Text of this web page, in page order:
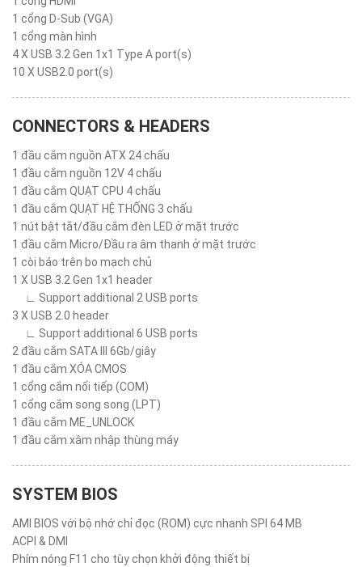
1 cổng D-Sub (VGA)
1 cổng màn hình
4 X USB 3.2 Gen 1x1 Type A port(s)
10 X USB2.0 port(s)
CONNECTORS & HEADERS
1 đầu cắm nguồn ATX 24 chấu
1 đầu cắm nguồn 12V 4 chấu
1 đầu cắm QUẠT CPU 4 chấu
1 đầu cắm QUẠT HỆ THỐNG 3 chấu
1 nút bật tắt/đầu cắm đèn LED ở mặt trước
1 đầu cắm Micro/Đầu ra âm thanh ở mặt trước
1 còi báo trên bo mạch chủ
1 X USB 3.2 Gen 1x1 header
∟ Support additional 2 USB ports
3 X USB 2.0 header
∟ Support additional 6 USB ports
2 đầu cắm SATA III 6Gb/giây
1 đầu cắm XÓA CMOS
1 cổng cắm nối tiếp (COM)
1 cổng cắm song song (LPT)
1 đầu cắm ME_UNLOCK
1 đầu cắm xâm nhập thùng máy
SYSTEM BIOS
AMI BIOS với bộ nhớ chỉ đọc (ROM) cực nhanh SPI 64 MB
ACPI & DMI
Phím nóng F11 cho tùy chọn khởi động thiết bị